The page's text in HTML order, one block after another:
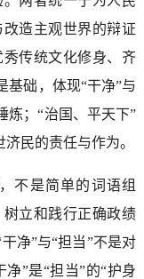
造主观世界的辩证
传统文化修身、齐
基础，体现“干净”与
炼；“治国、平天下”
民的责任与作为。
不是简单的词语组
立和践行正确政绩
净”与“担当”不是对
”是“担当”的“护身